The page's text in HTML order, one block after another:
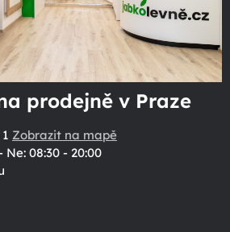
prodejně v Praze
Zobrazit na mapě
Ne: 08:30 - 20:00